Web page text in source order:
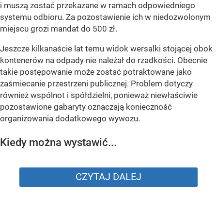
i muszą zostać przekazane w ramach odpowiedniego
systemu odbioru. Za pozostawienie ich w niedozwolonym
miejscu grozi mandat do 500 zł.
Jeszcze kilkanaście lat temu widok wersalki stojącej obok
kontenerów na odpady nie należał do rzadkości. Obecnie
takie postępowanie może zostać potraktowane jako
zaśmiecanie przestrzeni publicznej. Problem dotyczy
również wspólnot i spółdzielni, ponieważ niewłaściwie
pozostawione gabaryty oznaczają konieczność
organizowania dodatkowego wywozu.
Kiedy można wystawić...
CZYTAJ DALEJ